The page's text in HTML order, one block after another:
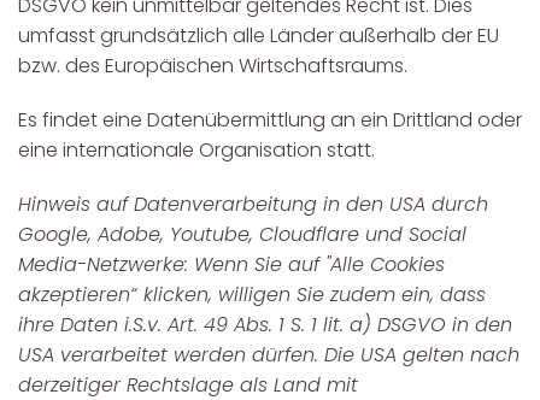
umfasst grundsätzlich alle Länder außerhalb der EU
bzw. des Europäischen Wirtschaftsraums.
Es findet eine Datenübermittlung an ein Drittland oder
eine internationale Organisation statt.
Hinweis auf Datenverarbeitung in den USA durch
Google, Adobe, Youtube, Cloudflare und Social
Media-Netzwerke: Wenn Sie auf "Alle Cookies
akzeptieren“ klicken, willigen Sie zudem ein, dass
ihre Daten i.S.v. Art. 49 Abs. 1 S. 1 lit. a) DSGVO in den
USA verarbeitet werden dürfen. Die USA gelten nach
derzeitiger Rechtslage als Land mit